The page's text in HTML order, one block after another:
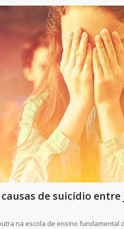
de suicídio entre
na escola de ensino fundamental